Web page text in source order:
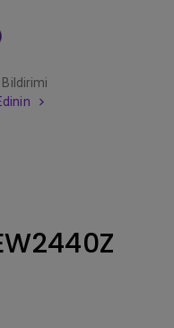
Bildirimi